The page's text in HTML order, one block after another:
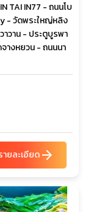
TAI IN77 - ถนนโบ
- วัดพระใหญ่หลิง
าวาน - ประตูบูรพา
างหยวน - ถนนนา
ายละเอียดarrow_forward